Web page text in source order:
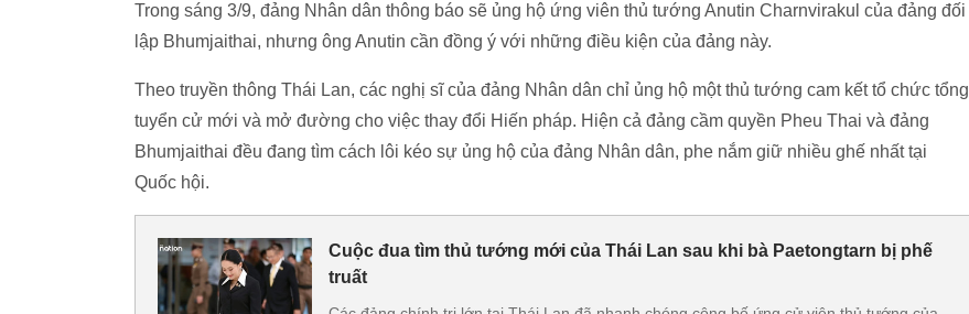
Trong sáng 3/9, đảng Nhân dân thông báo sẽ ủng hộ ứng viên thủ tướng Anutin Charnvirakul của đảng đối
lập Bhumjaithai, nhưng ông Anutin cần đồng ý với những điều kiện của đảng này.
Theo truyền thông Thái Lan, các nghị sĩ của đảng Nhân dân chỉ ủng hộ một thủ tướng cam kết tổ chức tổng
tuyển cử mới và mở đường cho việc thay đổi Hiến pháp. Hiện cả đảng cầm quyền Pheu Thai và đảng
Bhumjaithai đều đang tìm cách lôi kéo sự ủng hộ của đảng Nhân dân, phe nắm giữ nhiều ghế nhất tại
Quốc hội.
Cuộc đua tìm thủ tướng mới của Thái Lan sau khi bà Paetongtarn bị phế
truất